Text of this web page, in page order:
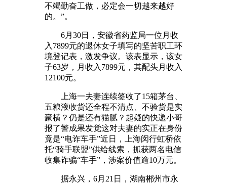
不竭勤奋工做，必定会一切越来越好
的。”。
6月30日，安徽省药监局一位月收
入7899元的退休女子填写的坚苦职工环
境登记表，激发争议。该表显示，该女
子63岁，月收入7899元，其配头月收入
12100元。
上海一夫妻连续签收了15箱茅台、
五粮液收货还全程不清点、不验货是实
豪横？仍是还有猫腻？起疑的快递小哥
报了警成果发觉这对夫妻的实正在身份
竟是“电诈车手”近日，上海闵行虹桥依
托“骑手联盟”供给线索，抓获两名电信
收集诈骗“车手”，涉案价值逾10万元。
据永兴，6月21日，湖南郴州市永